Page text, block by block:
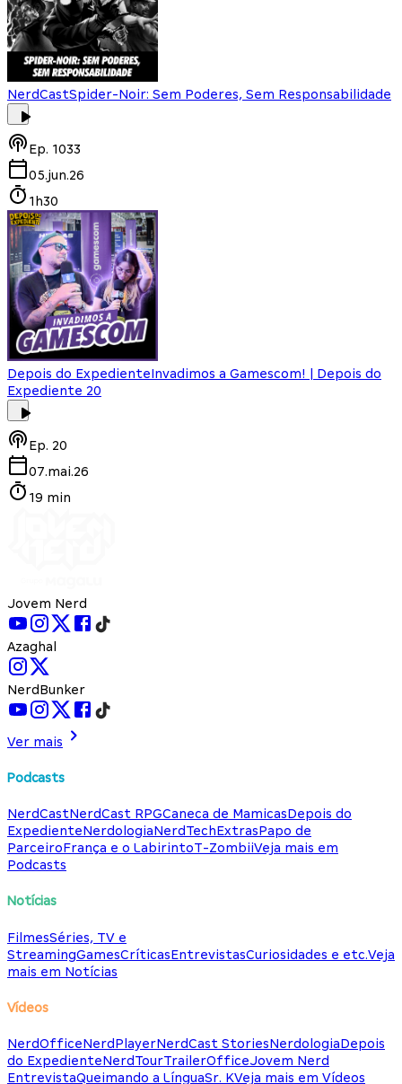
NerdCastSpider-Noir: Sem Poderes, Sem Responsabilidade
Ep. 1033
05.jun.26
1h30
Depois do ExpedienteInvadimos a Gamescom! | Depois do
Expediente 20
Ep. 20
07.mai.26
19 min
Jovem Nerd
Azaghal
NerdBunker
Ver mais
Podcasts
NerdCastNerdCast RPGCaneca de MamicasDepois do
ExpedienteNerdologiaNerdTechExtrasPapo de
ParceiroFrança e o LabirintoT-ZombiiVeja mais em
Podcasts
Notícias
FilmesSéries, TV e
StreamingGamesCríticasEntrevistasCuriosidades e etc.Veja
mais em Notícias
Vídeos
NerdOfficeNerdPlayerNerdCast StoriesNerdologiaDepois
do ExpedienteNerdTourTrailerOfficeJovem Nerd
EntrevistaQueimando a LínguaSr. KVeja mais em Vídeos